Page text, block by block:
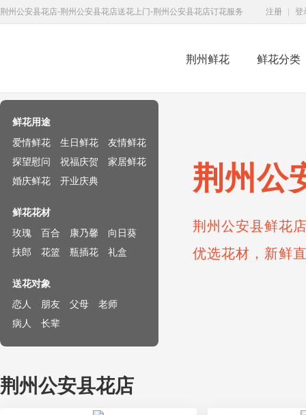
荆州公安县花店-荆州公安县花店送花上门-荆州公安县花店订花服务 注册 登
荆州鲜花 鲜花分类
荆州公
荆州公安县鲜花
优选花材，新鲜
鲜花用途
爱情鲜花
生日鲜花
友情鲜花
探望慰问
祝福庆贺
家居鲜花
婚庆鲜花
开业庆典
鲜花花材
玫瑰
百合 康乃馨
向日葵
扶郎
花篮 瓶插花 礼盒
送花对象
恋人
朋友 父母
老师
病人
长辈
荆州公安县花店